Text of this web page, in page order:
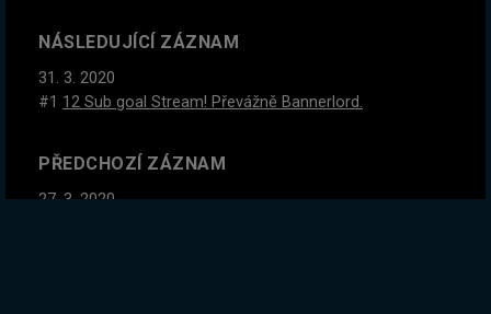
NÁSLEDUJÍCÍ ZÁZNAM
31. 3. 2020
#1 12 Sub goal Stream! Převážně Bannerlord.
PŘEDCHOZÍ ZÁZNAM
27. 3. 2020